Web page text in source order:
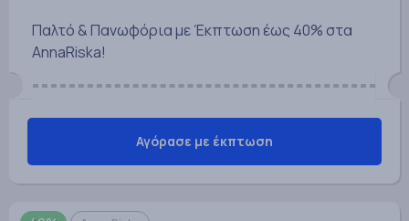
Παλτό & Πανωφόρια με Έκπτωση έως 40% στα
AnnaRiska!
Αγόρασε με έκπτωση